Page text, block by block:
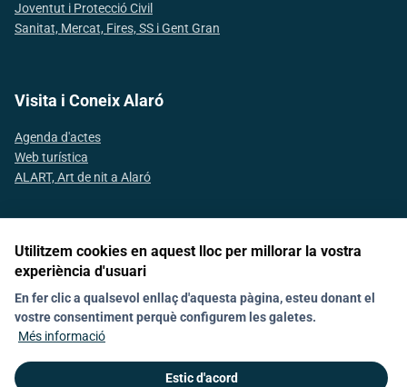
Joventut i Protecció Civil
Sanitat, Mercat, Fires, SS i Gent Gran
Visita i Coneix Alaró
Agenda d'actes
Web turística
ALART, Art de nit a Alaró
Segueix-nos a les xarxes socials
Política de galetes (Cookies) Protecció de dades
Declaració d'accesibilitat
Utilitzem cookies en aquest lloc per millorar la vostra
experiència d'usuari
En fer clic a qualsevol enllaç d'aquesta pàgina, esteu donant el
vostre consentiment perquè configurem les galetes.
Més informació
Estic d'acord